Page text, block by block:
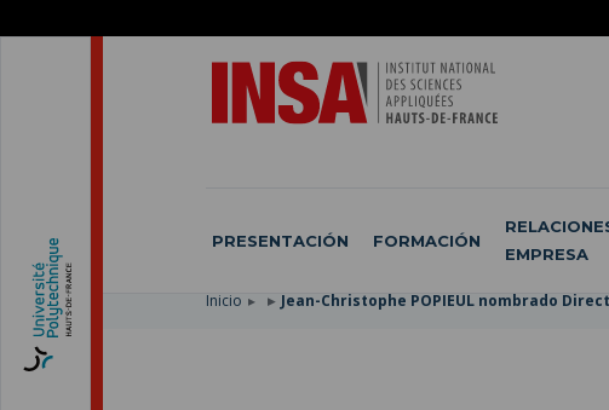
PRESENTACIÓN FORMACIÓN
EMPRESA
Inicio Jean-Christophe POPIEUL nombrado